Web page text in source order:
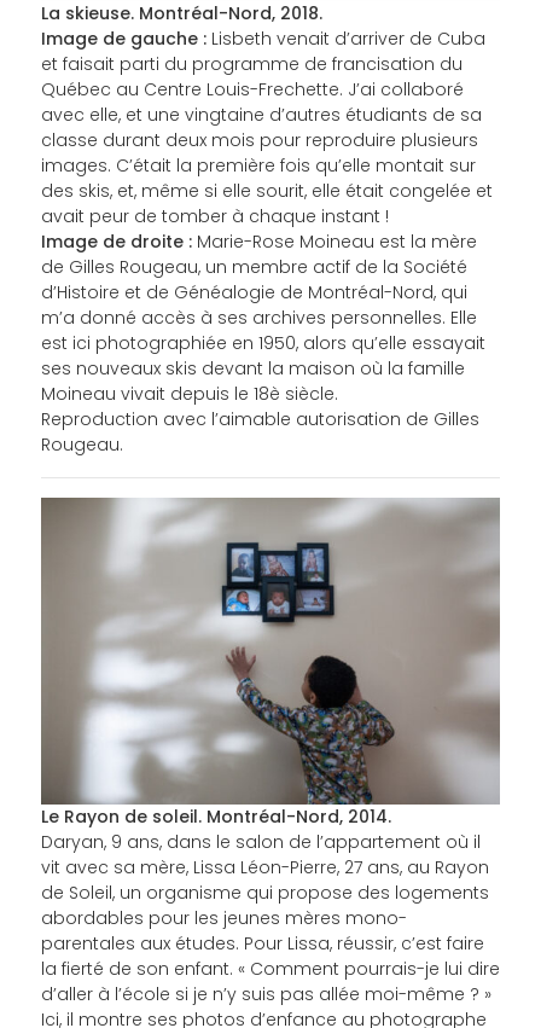
La skieuse. Montréal-Nord, 2018.
Image de gauche :Lisbeth venait d’arriver de Cuba
et faisait parti du programme de francisation du
Québec au Centre Louis-Frechette. J’ai collaboré
avec elle, et une vingtaine d’autres étudiants de sa
classe durant deux mois pour reproduire plusieurs
images. C’était la première fois qu’elle montait sur
des skis, et, même si elle sourit, elle était congelée et
avait peur de tomber à chaque instant !
Image de droite :Marie-Rose Moineau est la mère
de Gilles Rougeau, un membre actif de la Société
d’Histoire et de Généalogie de Montréal-Nord, qui
m’a donné accès à ses archives personnelles. Elle
est ici photographiée en 1950, alors qu’elle essayait
ses nouveaux skis devant la maison où la famille
Moineau vivait depuis le 18è siècle.
Reproduction avec l’aimable autorisation de Gilles
Rougeau.
Le Rayon de soleil. Montréal-Nord, 2014.
Daryan, 9 ans, dans le salon de l’appartement où il
vit avec sa mère, Lissa Léon-Pierre, 27 ans, au Rayon
de Soleil, un organisme qui propose des logements
abordables pour les jeunes mères mono-
parentales aux études. Pour Lissa, réussir, c’est faire
la fierté de son enfant. « Comment pourrais-je lui dire
d’aller à l’école si je n’y suis pas allée moi-même ? »
Ici, il montre ses photos d’enfance au photographe